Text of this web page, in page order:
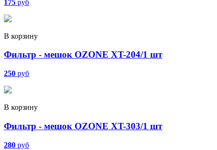
175 руб
В корзину
Фильтр - мешок OZONE XT-204/1 шт
250 руб
В корзину
Фильтр - мешок OZONE XT-303/1 шт
280 руб